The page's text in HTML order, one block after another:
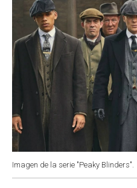
Imagen de la serie "Peaky Blinders".